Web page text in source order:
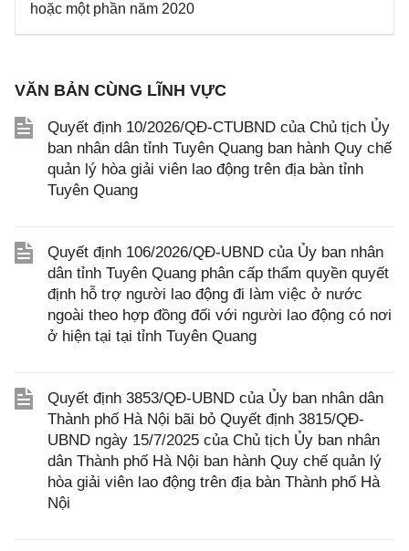
hoặc một phần năm 2020
VĂN BẢN CÙNG LĨNH VỰC
Quyết định 10/2026/QĐ-CTUBND của Chủ tịch Ủy
ban nhân dân tỉnh Tuyên Quang ban hành Quy chế
quản lý hòa giải viên lao động trên địa bàn tỉnh
Tuyên Quang
Quyết định 106/2026/QĐ-UBND của Ủy ban nhân
dân tỉnh Tuyên Quang phân cấp thẩm quyền quyết
định hỗ trợ người lao động đi làm việc ở nước
ngoài theo hợp đồng đối với người lao động có nơi
ở hiện tại tại tỉnh Tuyên Quang
Quyết định 3853/QĐ-UBND của Ủy ban nhân dân
Thành phố Hà Nội bãi bỏ Quyết định 3815/QĐ-
UBND ngày 15/7/2025 của Chủ tịch Ủy ban nhân
dân Thành phố Hà Nội ban hành Quy chế quản lý
hòa giải viên lao động trên địa bàn Thành phố Hà
Nội